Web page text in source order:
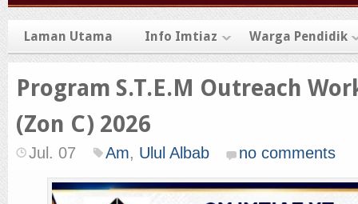
Laman Utama Info Imtiaz Warga Pendidik
Program S.T.E.M Outreach
(Zon C) 2026
Jul. 07 Am, Ulul Albab no comments